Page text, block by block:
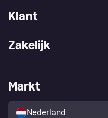
Klant
Winkeloverzicht
Kopersbescherming voor
consumenten
Zakelijk
Zakelijke login
Markt
Nederland